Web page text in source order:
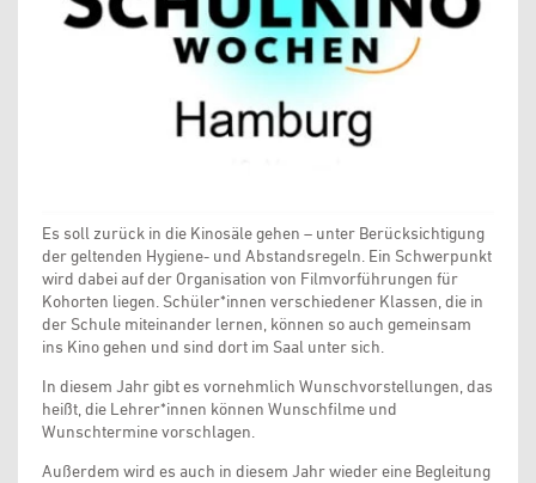
Es soll zurück in die Kinosäle gehen – unter Berücksichtigung
der geltenden Hygiene- und Abstandsregeln. Ein Schwerpunkt
wird dabei auf der Organisation von Filmvorführungen für
Kohorten liegen. Schüler*innen verschiedener Klassen, die in
der Schule miteinander lernen, können so auch gemeinsam
ins Kino gehen und sind dort im Saal unter sich.
In diesem Jahr gibt es vornehmlich Wunschvorstellungen, das
heißt, die Lehrer*innen können Wunschfilme und
Wunschtermine vorschlagen.
Außerdem wird es auch in diesem Jahr wieder eine Begleitung